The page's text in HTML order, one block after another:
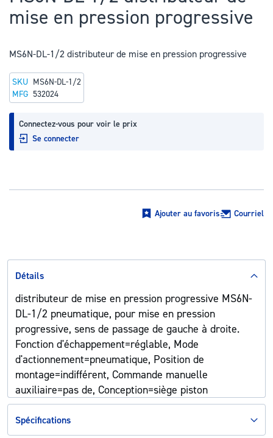
début
la
d’images
mise en pression progressive
MS6N-DL-1/2 distributeur de mise en pression progressive
Connectez-vous pour voir le prix
Se connecter
SKU MS6N-DL-1/2
MFG 532024
Ajouter au favoris Courriel
Détails
distributeur de mise en pression progressive MS6N-
DL-1/2 pneumatique, pour mise en pression
progressive, sens de passage de gauche à droite.
Fonction d'échappement=réglable, Mode
d'actionnement=pneumatique, Position de
montage=indifférent, Commande manuelle
auxiliaire=pas de, Conception=siège piston
Spécifications